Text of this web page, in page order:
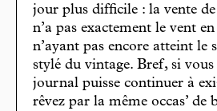
jour plus difficile : la vente
n’a pas exactement le vent
n’ayant pas encore atteint le
stylé du vintage. Bref, si vous
journal puisse continuer à
rêvez par la même occas’ de